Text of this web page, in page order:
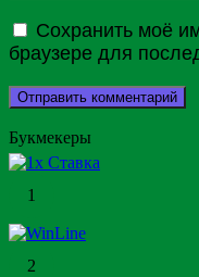
Сохранить моё
браузере для
Букмекеры
1
2